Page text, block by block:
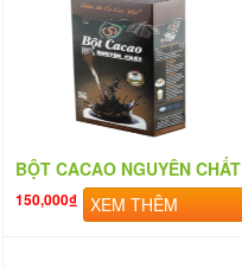
BỘT CACAO NGUYÊN CHẤT
150,000₫ XEM THÊM